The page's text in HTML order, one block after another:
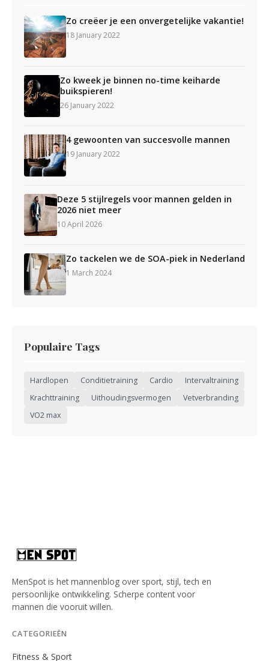
Zo creëer je een onvergetelijke vakantie!
18 January 2022
Zo kweek je binnen no-time keiharde
buikspieren!
26 January 2022
4 gewoonten van succesvolle mannen
19 January 2022
Deze 5 stijlregels voor mannen gelden in
2026 niet meer
10 April 2026
Zo tackelen we de SOA-piek in Nederland
1 March 2024
Populaire Tags
Hardlopen Conditietraining Cardio
Intervaltraining
Krachttraining
Uithoudingsvermogen
Vetverbranding
VO2 max
MenSpot is het mannenblog over sport, stijl, tech en
persoonlijke ontwikkeling. Scherpe content voor
mannen die vooruit willen.
CATEGORIEËN
Fitness & Sport